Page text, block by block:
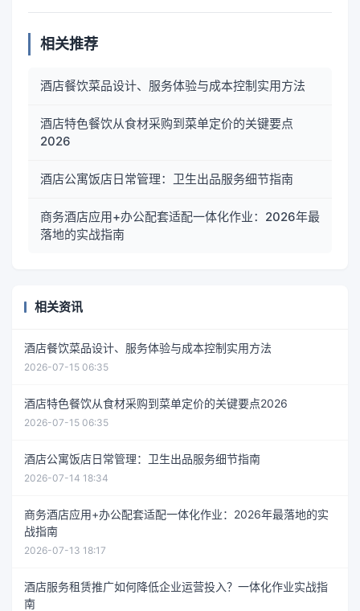
相关推荐
酒店餐饮菜品设计、服务体验与成本控制实用方法
酒店特色餐饮从食材采购到菜单定价的关键要点
2026
酒店公寓饭店日常管理：卫生出品服务细节指南
商务酒店应用+办公配套适配一体化作业：2026年最
落地的实战指南
相关资讯
酒店餐饮菜品设计、服务体验与成本控制实用方法
2026-07-15 06:35
酒店特色餐饮从食材采购到菜单定价的关键要点2026
2026-07-15 06:35
酒店公寓饭店日常管理：卫生出品服务细节指南
2026-07-14 18:34
商务酒店应用+办公配套适配一体化作业：2026年最落地的实
战指南
2026-07-13 18:17
酒店服务租赁推广如何降低企业运营投入？一体化作业实战指
南